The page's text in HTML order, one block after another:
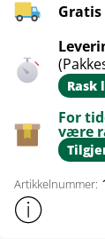
Rask
For
være
Artikkelnummer:
Vis mer